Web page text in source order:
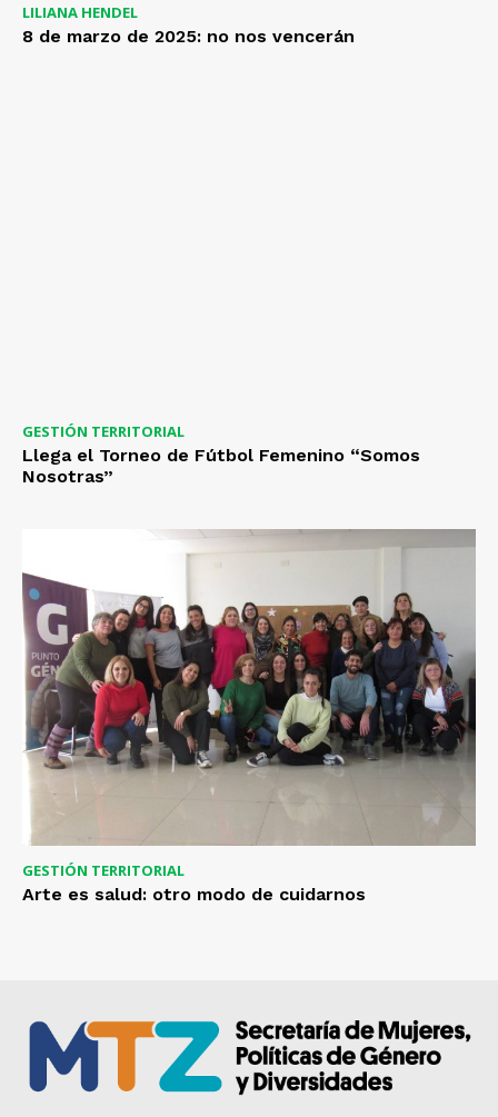
LILIANA HENDEL
8 de marzo de 2025: no nos vencerán
GESTIÓN TERRITORIAL
Llega el Torneo de Fútbol Femenino “Somos
Nosotras”
GESTIÓN TERRITORIAL
Arte es salud: otro modo de cuidarnos